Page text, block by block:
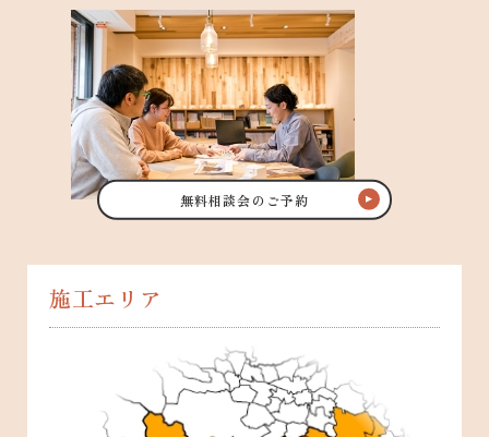
無料相談会のご予約
施工エリア